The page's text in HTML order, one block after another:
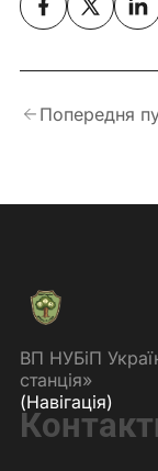
Попередня
ВП НУБіП
станція»
(Навігація)